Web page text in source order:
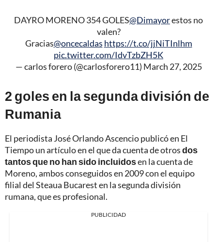
DAYRO MORENO 354 GOLES@Dimayorestos no
valen?
Gracias@oncecaldas https://t.co/jjNiTInlhm
pic.twitter.com/IdvTzbZH5K
— carlos forero (@carlosforero11) March 27, 2025
2 goles en la segunda división de
Rumania
El periodista José Orlando Ascencio publicó en El
Tiempo un artículo en el que da cuenta de otrosdos
tantos que no han sido incluidosen la cuenta de
Moreno, ambos conseguidos en 2009 con el equipo
filial del Steaua Bucarest en la segunda división
rumana, que es profesional.
PUBLICIDAD